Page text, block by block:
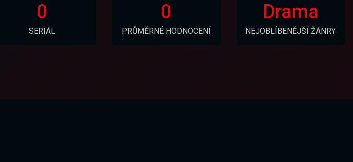
0
SERIÁL
0
PRŮMĚRNÉ HODNOCENÍ
Drama
NEJOBLÍBENĚJŠÍ ŽÁNRY